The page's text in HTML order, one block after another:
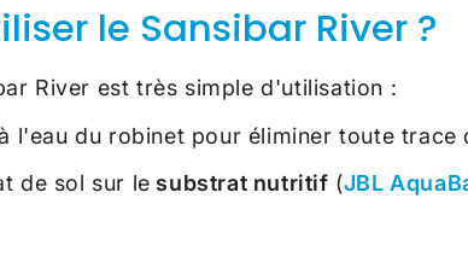
le Sansibar River ?
River est très simple d'utilisation :
l'eau du robinet pour éliminer toute
de sol sur le substrat nutritif (JBL